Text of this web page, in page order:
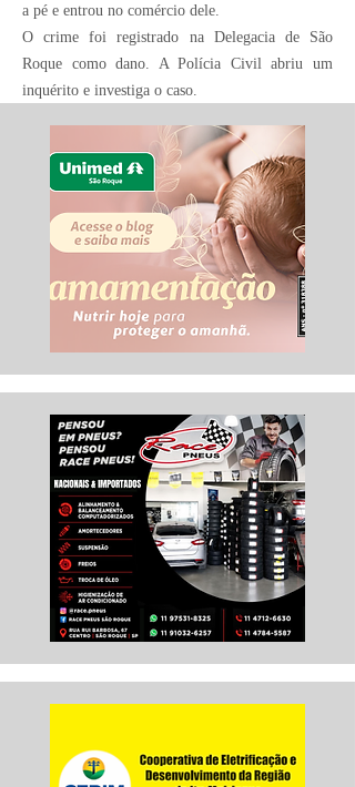
a pé e entrou no comércio dele.
O crime foi registrado na Delegacia de São
Roque como dano. A Polícia Civil abriu um
inquérito e investiga o caso.